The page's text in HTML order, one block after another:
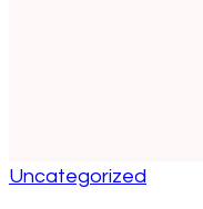
Uncategorized